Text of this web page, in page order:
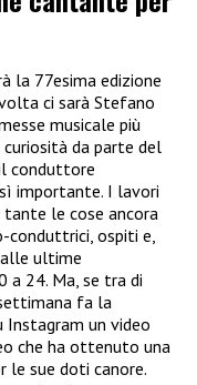
la 77esima edizione
ci sarà Stefano
musicale più
curiosità da parte del
conduttore
importante. I lavori
le cose ancora
conduttrici, ospiti e,
ultime
a 24. Ma, se tra di
fa la
Instagram un video
che ha ottenuto una
le sue doti canore.